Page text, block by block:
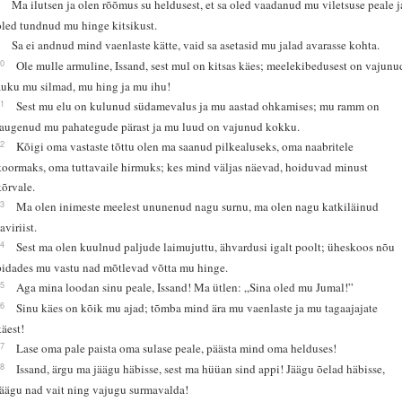
Ma ilutsen ja olen rõõmus su heldusest, et sa oled vaadanud mu viletsuse peale
tundnud mu hinge kitsikust.
Sa ei andnud mind vaenlaste kätte, vaid sa asetasid mu jalad avarasse kohta.
Ole mulle armuline, Issand, sest mul on kitsas käes; meelekibedusest on
mu silmad, mu hing ja mu ihu!
Sest mu elu on kulunud südamevalus ja mu aastad ohkamises; mu ramm on
mu pahategude pärast ja mu luud on vajunud kokku.
Kõigi oma vastaste tõttu olen ma saanud pilkealuseks, oma naabritele
oma tuttavaile hirmuks; kes mind väljas näevad, hoiduvad minust
Ma olen inimeste meelest ununenud nagu surnu, ma olen nagu katkiläinud
Sest ma olen kuulnud paljude laimujuttu, ähvardusi igalt poolt; üheskoos nõu
mu vastu nad mõtlevad võtta mu hinge.
Aga mina loodan sinu peale, Issand! Ma ütlen: „Sina oled mu Jumal!”
Sinu käes on kõik mu ajad; tõmba mind ära mu vaenlaste ja mu tagaajajate
Lase oma pale paista oma sulase peale, päästa mind oma helduses!
Issand, ärgu ma jäägu häbisse, sest ma hüüan sind appi! Jäägu õelad häbisse,
nad vait ning vajugu surmavalda!